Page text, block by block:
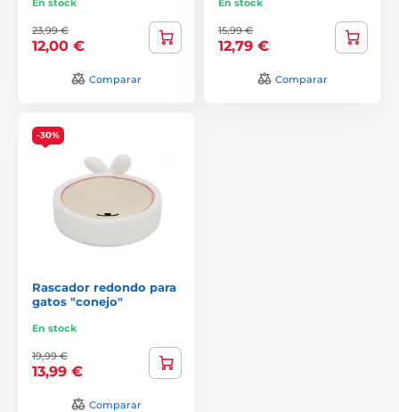
23,99 €
12,00 €
Comparar
15,99 €
12,79 €
Comparar
-30%
Rascador redondo para
gatos "conejo"
En stock
19,99 €
13,99 €
Comparar